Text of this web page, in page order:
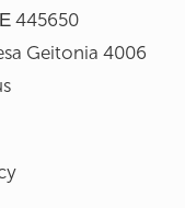
445650
Geitonia 4006